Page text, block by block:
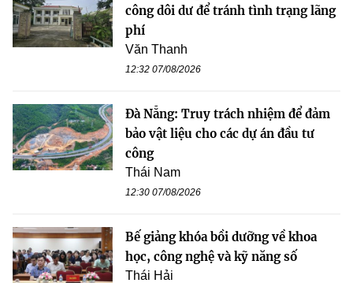
công dôi dư để tránh tình trạng lãng
phí
Văn Thanh
12:32 07/08/2026
Đà Nẵng: Truy trách nhiệm để đảm
bảo vật liệu cho các dự án đầu tư
công
Thái Nam
12:30 07/08/2026
Bế giảng khóa bồi dưỡng về khoa
học, công nghệ và kỹ năng số
Thái Hải